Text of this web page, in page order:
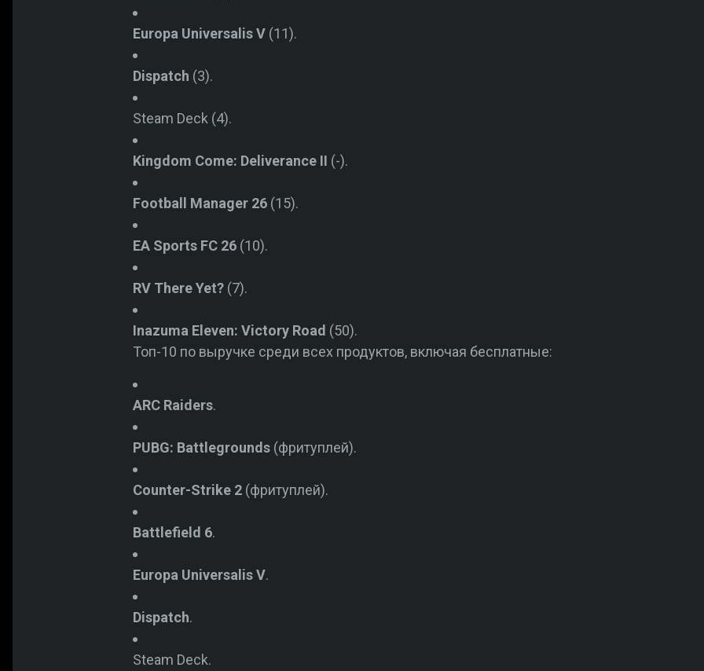
Europa Universalis V(11).
Dispatch (3).
Steam Deck (4).
Kingdom Come: Deliverance II (-).
Football Manager 26(15).
EA Sports FC 26(10).
RV There Yet?(7).
Inazuma Eleven: Victory Road (50).
Топ-10 по выручке среди всех продуктов, включая бесплатные:
ARC Raiders.
PUBG: Battlegrounds (фритуплей).
Counter-Strike 2(фритуплей).
Battlefield 6.
Europa Universalis V.
Dispatch.
Steam Deck.